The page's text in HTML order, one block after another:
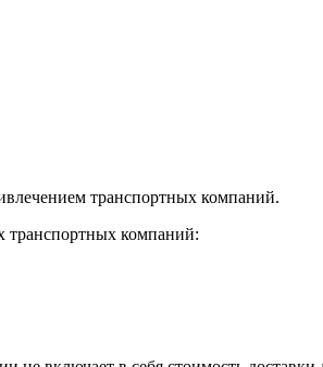
транспортных компаний.
транспортных компаний: